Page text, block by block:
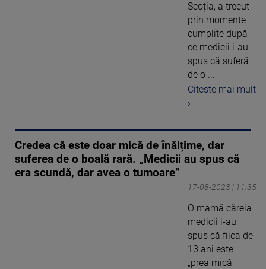
Scoția, a trecut
prin momente
cumplite după
ce medicii i-au
spus că suferă
de o ...
Citeste mai mult
›
Credea că este doar mică de înălțime, dar
suferea de o boală rară. „Medicii au spus că
era scundă, dar avea o tumoare”
17-08-2023 | 11:35
O mamă căreia
medicii i-au
spus că fiica de
13 ani este
„prea mică